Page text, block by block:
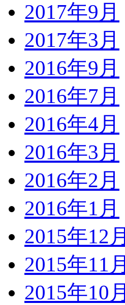
2017年9月
2017年3月
2016年9月
2016年7月
2016年4月
2016年3月
2016年2月
2016年1月
2015年12月
2015年11月
2015年10月